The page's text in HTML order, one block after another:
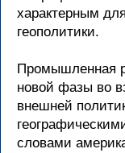
характерным
геополитики.
Промышленная
новой фазы во
внешней
словами